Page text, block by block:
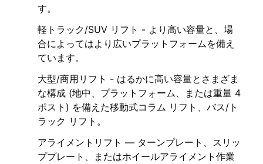
す。
軽トラック/SUV リフト - より高い容量と、場
合によってはより広いプラットフォームを備え
ています。
大型/商用リフト - はるかに高い容量とさまざま
な構成 (地中、プラットフォーム、または重量 4
ポスト) を備えた移動式コラム リフト、バス/ト
ラック リフト。
アライメントリフト — ターンプレート、スリッ
ププレート、またはホイールアライメント作業